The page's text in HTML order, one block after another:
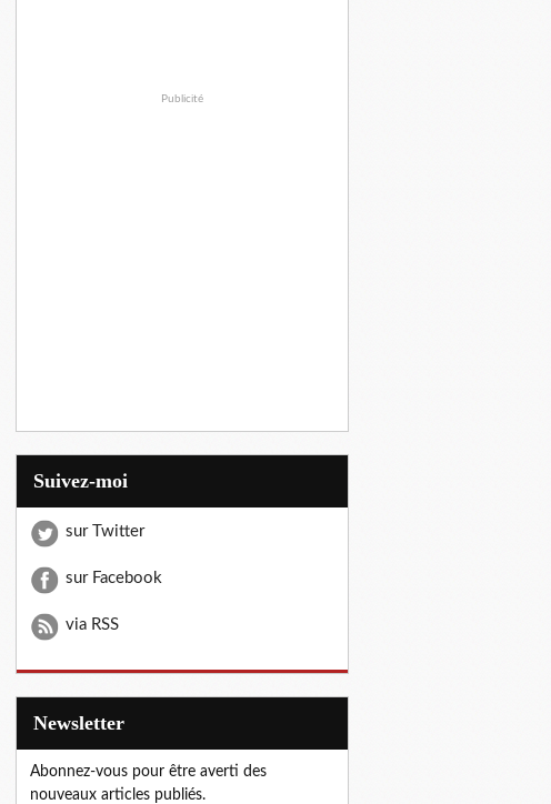
Publicité
Suivez-moi
sur Twitter
sur Facebook
via RSS
Newsletter
Abonnez-vous pour être averti des
nouveaux articles publiés.